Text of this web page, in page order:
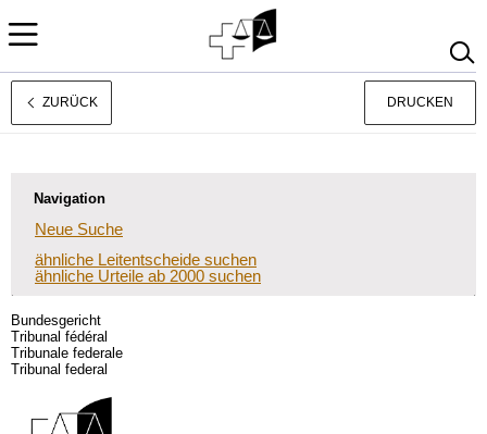
Français
ZURÜCK DRUCKEN
Navigation
Neue Suche
ähnliche Leitentscheide suchen
ähnliche Urteile ab 2000 suchen
Bundesgericht
Tribunal fédéral
Tribunale federale
Tribunal federal